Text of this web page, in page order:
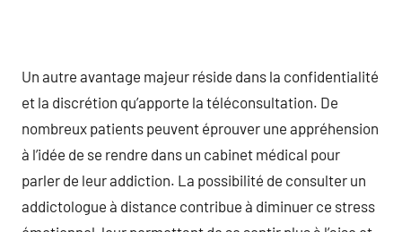
Un autre avantage majeur réside dans la confidentialité
et la discrétion qu’apporte la téléconsultation. De
nombreux patients peuvent éprouver une appréhension
à l’idée de se rendre dans un cabinet médical pour
parler de leur addiction. La possibilité de consulter un
addictologue à distance contribue à diminuer ce stress